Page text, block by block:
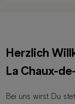
Herzlich
La Chaux-
Bei uns wirst Du